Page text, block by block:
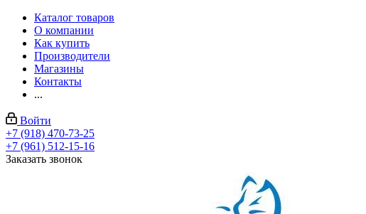
Каталог товаров
О компании
Как купить
Производители
Магазины
Контакты
...
Войти
+7 (918) 470-73-25
+7 (961) 512-15-16
Заказать звонок